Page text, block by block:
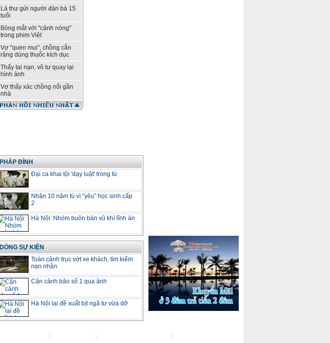
Lá thư gửi người đàn bà 15
tuổi
Bỏng mắt với "cảnh nóng"
trong phim Việt
Vợ "quen mui", chồng cắn
răng dùng thuốc kích dục
Thấy tai nạn, vô tư quay lại
hình ảnh
Vợ thấy xác chồng nổi gần
nhà
PHÁP ĐÌNH
Đại ca khai tội 'dạy luật' trong tù
Nhận 10 năm tù vì “yêu” học sinh cấp
2
Hà Nội: Nhóm buôn bán vũ khí lĩnh án
DÒNG SỰ KIỆN
Toàn cảnh trục vớt xe khách, tìm kiếm
nạn nhân
Cận cảnh bão số 1 qua ảnh
Hà Nội lại đề xuất bịt ngã tư vừa dỡ